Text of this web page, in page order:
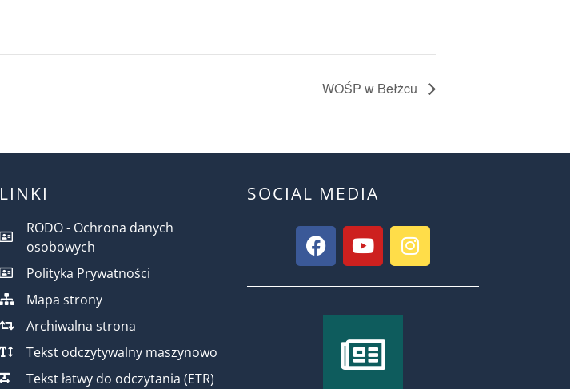
WOŚP w Bełżcu
LINKI
RODO - Ochrona danych
osobowych
Polityka Prywatności
Mapa strony
Archiwalna strona
Tekst odczytywalny maszynowo
Tekst łatwy do odczytania (ETR)
SOCIAL MEDIA